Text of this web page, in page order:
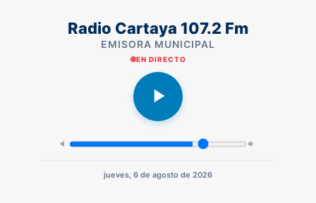
Radio Cartaya 107.2 Fm
EMISORA MUNICIPAL
EN DIRECTO
jueves, 6 de agosto de 2026